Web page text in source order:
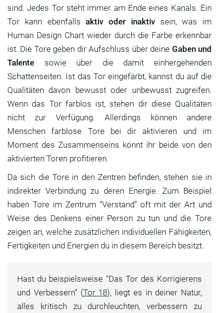
sind. Jedes Tor steht immer am Ende eines Kanals. Ein
Tor kann ebenfallsaktiv oder inaktivsein, was im
Human Design Chart wieder durch die Farbe erkennbar
ist. Die Tore geben dir Aufschluss über deine Gaben und
Talente sowie über die damit einhergehenden
Schattenseiten. Ist das Tor eingefärbt, kannst du auf die
Qualitäten davon bewusst oder unbewusst zugreifen.
Wenn das Tor farblos ist, stehen dir diese Qualitäten
nicht zur Verfügung. Allerdings können andere
Menschen farblose Tore bei dir aktivieren und im
Moment des Zusammenseins könnt ihr beide von den
aktivierten Toren profitieren.
Da sich die Tore in den Zentren befinden, stehen sie in
indirekter Verbindung zu deren Energie. Zum Beispiel
haben Tore im Zentrum “Verstand” oft mit der Art und
Weise des Denkens einer Person zu tun und die Tore
zeigen an, welche zusätzlichen individuellen Fähigkeiten,
Fertigkeiten und Energien du in diesem Bereich besitzt.
Hast du beispielsweise “Das Tor des Korrigierens
und Verbessern” (Tor 18), liegt es in deiner Natur,
alles kritisch zu durchleuchten, verbessern zu